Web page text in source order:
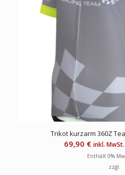
Trikot kurzarm 360Z
69,90 € inkl.
Enthält 0%
zzgl.